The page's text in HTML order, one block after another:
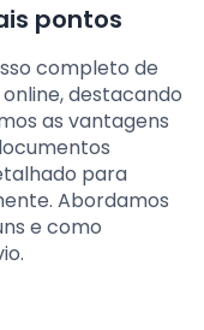
pontos
completo de
destacando
as vantagens
para
Abordamos
e como